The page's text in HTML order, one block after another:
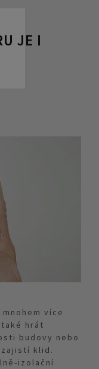
JE I
více
hrát
budovy nebo
zajistí klid.
izolační